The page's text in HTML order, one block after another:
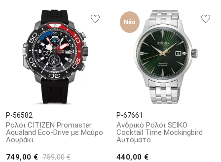
P-56582
Ρολόι CITIZEN Promaster
Aqualand Eco-Drive με Μαύρο
Λουράκι
749,00 € 789,00 €
Νέο
P-67661
Ανδρικό Ρολόι SEIKO
Cocktail Time Mockingbird
Αυτόματο
440,00 €